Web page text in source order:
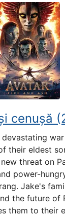
cenușă
their eldest
threat on
power-
Jake's
the future of
them to their